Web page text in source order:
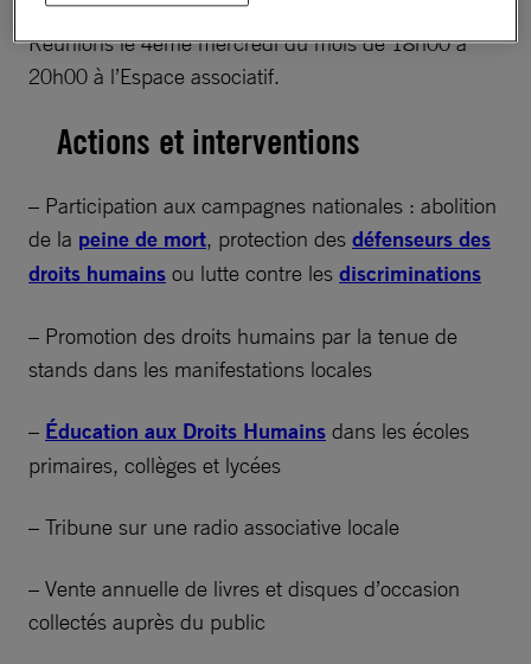
Réunions le 4ème mercredi du mois de 18h00 à
20h00 à l’Espace associatif.
Actions et interventions
– Participation aux campagnes nationales : abolition
de la peine de mort, protection des défenseurs des
droits humains ou lutte contre les discriminations
– Promotion des droits humains par la tenue de
stands dans les manifestations locales
– Éducation aux Droits Humains dans les écoles
primaires, collèges et lycées
– Tribune sur une radio associative locale
– Vente annuelle de livres et disques d’occasion
collectés auprès du public